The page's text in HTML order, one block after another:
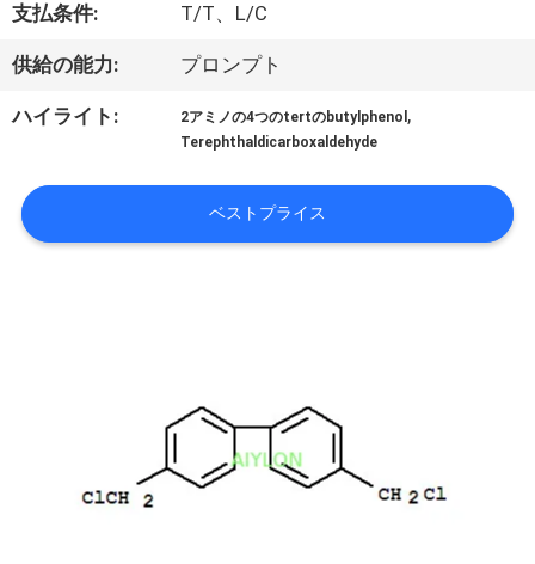
し
た
ち
に
つ
支払条件: T/T、L/C
供給の能力: プロンプト
ハイライト: 2アミノの4つのtertのbutylphenol ,
Terephthaldicarboxaldehyde
ベストプライス